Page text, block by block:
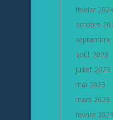
février
octobre
septembre
août 2023
juillet 2023
mai 2023
mars 2023
février 2023